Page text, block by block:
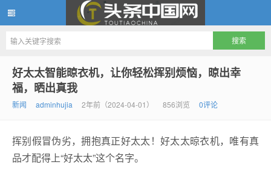
头条中国网
好太太智能晾衣机，让你轻松挥别烦恼，晾出幸
福，晒出真我
新闻 adminhujia 2年前（2024-04-01） 856浏览 0评论
挥别假冒伪劣，拥抱真正好太太！好太太晾衣机，唯有真
品才配得上“好太太”这个名字。